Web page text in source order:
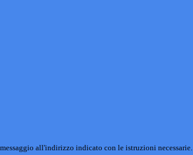
all'indirizzo indicato con le istruzioni necessarie.